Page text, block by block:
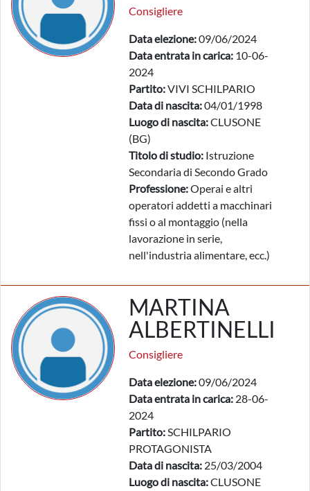
Consigliere
Data elezione:09/06/2024
Data entrata in carica: 10-06-
2024
Partito:VIVI SCHILPARIO
Data di nascita:04/01/1998
Luogo di nascita:CLUSONE
(BG)
Titolo di studio: Istruzione
Secondaria di Secondo Grado
Professione:Operai e altri
operatori addetti a macchinari
fissi o al montaggio (nella
lavorazione in serie,
nell'industria alimentare, ecc.)
MARTINA
ALBERTINELLI
Consigliere
Data elezione:09/06/2024
Data entrata in carica: 28-06-
2024
Partito:SCHILPARIO
PROTAGONISTA
Data di nascita: 25/03/2004
Luogo di nascita:CLUSONE